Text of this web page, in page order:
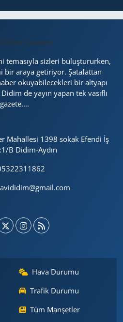
temasıyla sizleri buluştururken,
bir araya getiriyor. Şatafattan
okuyabilecekleri bir altyapı
de yayın yapan tek vasıflı
gazete....
Mahallesi 1398 sokak Efendi İş
B Didim-Aydın
Hava Durumu
Trafik Durumu
Tüm Manşetler